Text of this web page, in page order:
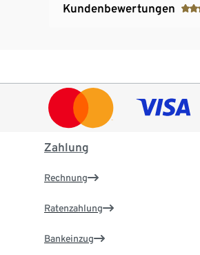
Kundenbewertungen
Zahlung
Rechnung
Ratenzahlung
Bankeinzug